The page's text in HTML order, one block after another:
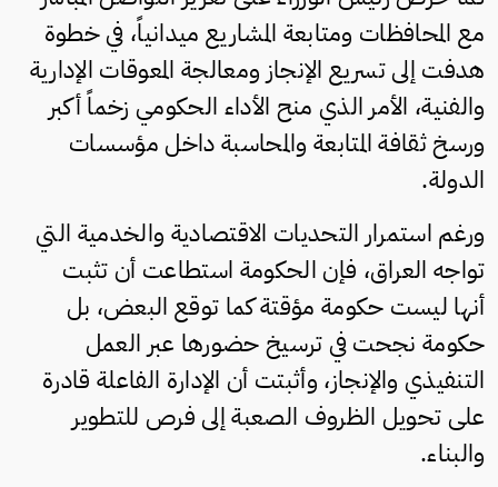
مع المحافظات ومتابعة المشاريع ميدانياً، في خطوة
هدفت إلى تسريع الإنجاز ومعالجة المعوقات الإدارية
والفنية، الأمر الذي منح الأداء الحكومي زخماً أكبر
ورسخ ثقافة المتابعة والمحاسبة داخل مؤسسات
الدولة.
ورغم استمرار التحديات الاقتصادية والخدمية التي
تواجه العراق، فإن الحكومة استطاعت أن تثبت
أنها ليست حكومة مؤقتة كما توقع البعض، بل
حكومة نجحت في ترسيخ حضورها عبر العمل
التنفيذي والإنجاز، وأثبتت أن الإدارة الفاعلة قادرة
على تحويل الظروف الصعبة إلى فرص للتطوير
والبناء.